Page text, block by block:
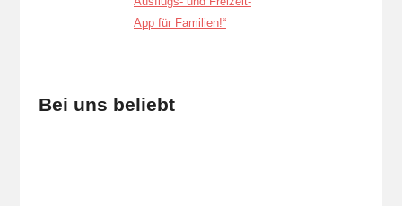
Bei uns beliebt